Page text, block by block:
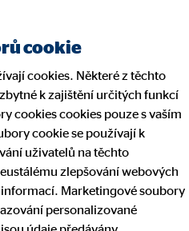
nás můžete obracet
finančního
prostřednictvím jeho
kontaktu, anebo osobně na
finančního poradce /
cookie
cookies. Některé z těchto
k zajištění určitých funkcí
cookies cookies pouze s vaším
cookie se používají k
uživatelů na těchto
zlepšování webových
Marketingové soubory
personalizované